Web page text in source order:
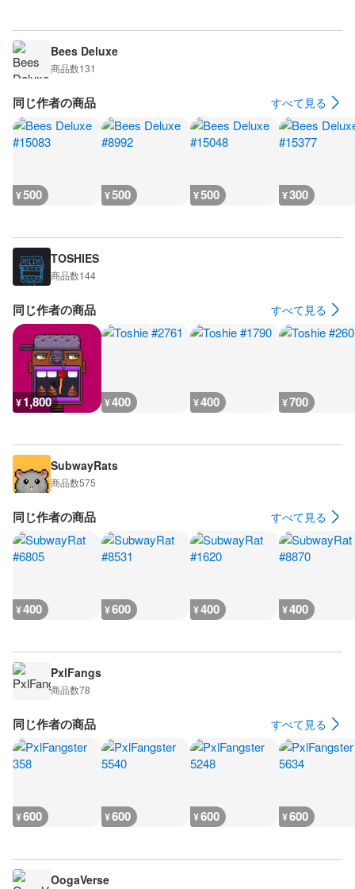
Bees Deluxe
商品数131
同じ作者の商品 すべて見る
¥500 ¥500 ¥500 ¥300
TOSHIES
商品数144
同じ作者の商品 すべて見る
¥1,800 ¥400 ¥400 ¥700
SubwayRats
商品数575
同じ作者の商品 すべて見る
¥400 ¥600 ¥400 ¥400
PxlFangs
商品数78
同じ作者の商品 すべて見る
¥600 ¥600 ¥600 ¥600
OogaVerse